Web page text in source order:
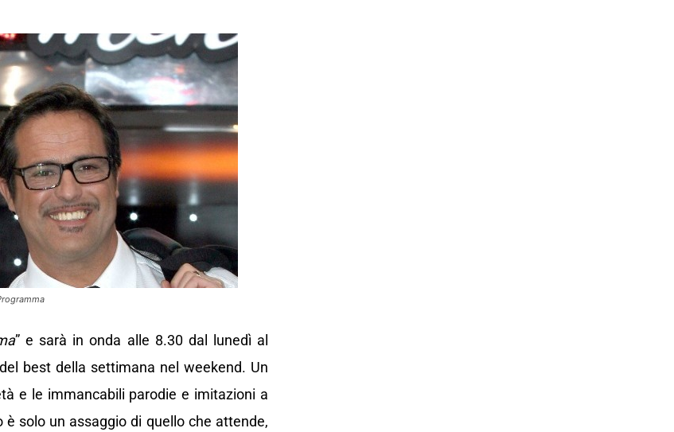
” e sarà in onda alle 8.30 dal lunedì al
best della settimana nel weekend. Un
e le immancabili parodie e imitazioni a
solo un assaggio di quello che attende,